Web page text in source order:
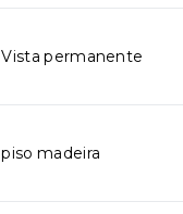
Vista permanente
piso madeira